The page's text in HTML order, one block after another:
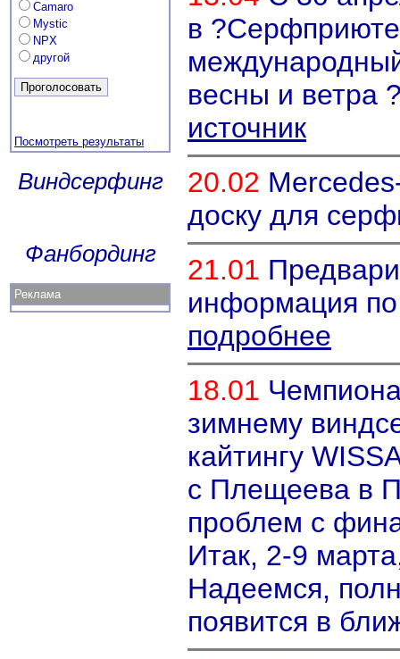
Camaro
Mystic
NPX
другой
Посмотреть результаты
Виндсерфинг
Фанбординг
Реклама
в
весны и ветра
источник
20.02
доску для
21.01
информация
подробнее
18.01
зимнему
кайтингу
с Плещеева в
проблем с
Итак, 2-9
Надеемся,
появится в